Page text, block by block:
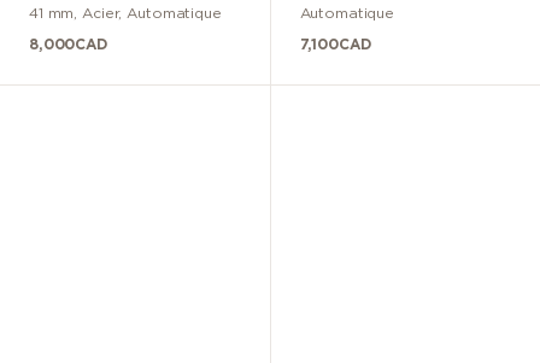
- 700 Pieces
41 mm Acier, Automatique
8,000CAD
Automatique
7,100CAD